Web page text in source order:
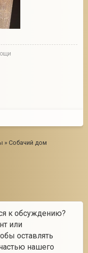
» Собачий дом
к обсуждению?
или
оставлять
нашего